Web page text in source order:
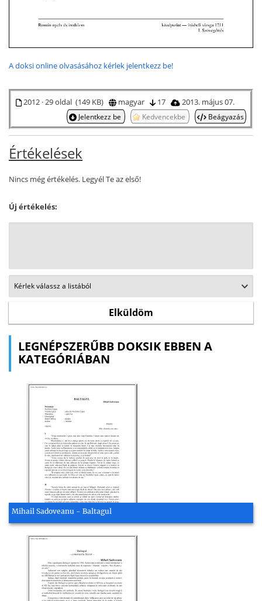
A doksi online olvasásához kérlek jelentkezz be!
2012 · 29 oldal (149 KB) magyar 17 2013. május 07.
Jelentkezz be Kedvencekbe Beágyazás
Értékelések
Nincs még értékelés. Legyél Te az első!
Új értékelés:
LEGNÉPSZERŰBB DOKSIK EBBEN A
KATEGÓRIÁBAN
Mihail Sadoveanu - Baltagul